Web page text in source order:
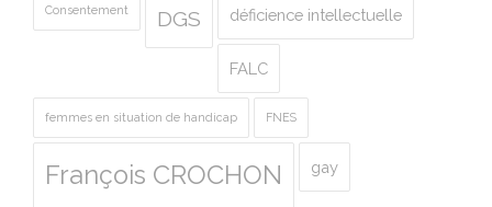
Consentement DGS déficience intellectuelle
FALC
femmes en situation de handicap FNES
François CROCHON gay